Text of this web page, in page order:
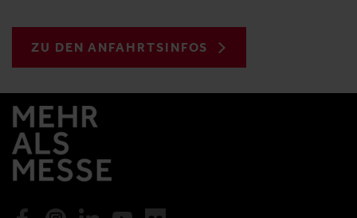
ZU DEN ANFAHRTSINFOS